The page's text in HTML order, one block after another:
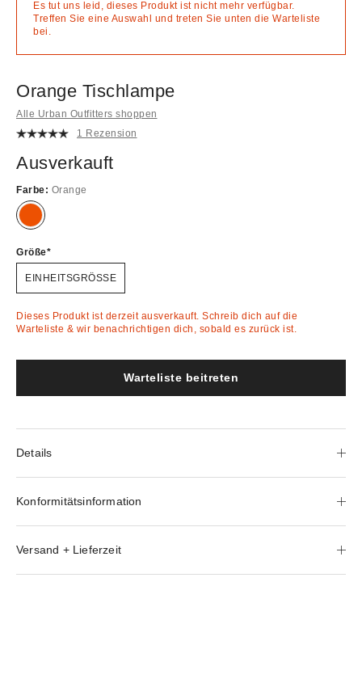
Es tut uns leid, dieses Produkt ist nicht mehr verfügbar.
Treffen Sie eine Auswahl und treten Sie unten die Warteliste
bei.
Orange Tischlampe
Alle Urban Outfitters shoppen
1 Rezension
Ausverkauft
Farbe: Orange
Ausverkauft!
Größe
EINHEITSGRÖSSE
Dieses Produkt ist derzeit ausverkauft. Schreib dich auf die
Warteliste & wir benachrichtigen dich, sobald es zurück ist.
Warteliste beitreten
Details
Konformitätsinformation
Versand + Lieferzeit